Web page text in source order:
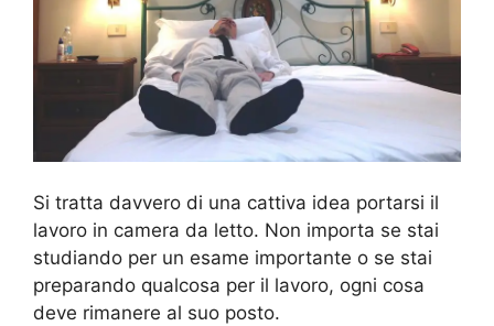
Si tratta davvero di una cattiva idea portarsi il
lavoro in camera da letto. Non importa se stai
studiando per un esame importante o se stai
preparando qualcosa per il lavoro, ogni cosa
deve rimanere al suo posto.